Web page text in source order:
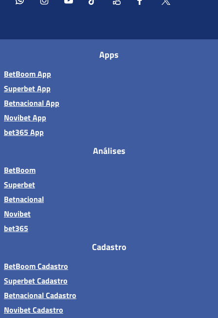
Apps
BetBoom App
Superbet App
Betnacional App
Novibet App
bet365 App
Análises
BetBoom
Superbet
Betnacional
Novibet
bet365
Cadastro
BetBoom Cadastro
Superbet Cadastro
Betnacional Cadastro
Novibet Cadastro